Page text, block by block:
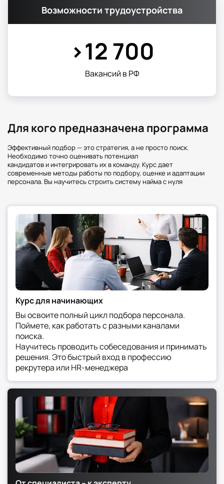
Финансы
100-160
FMCG
90-140 тыс.₽
5. Плюсы и минусы профессии
Быстрый карьерный рост
Высокая социальная значимость
Необходимость балансировать между
интересами кандидата и компании
6. Где работает специалист
Международные компании
Консалтинговые фирмы
Крупные retail-сети
7. Карьера специалиста
Корпоративный путь: От специалиста до HR
BP (специалист, который работает на стыке
бизнеса и кадрового менеджмента)
Консалтинговый путь: Переход в executive
search (специализированный процесс
поиска и привлечения
высококвалифицированных специалистов
для ключевых позиций в компании)
Экспертный путь: Становление HR-
аналитиком или коучем
Заключение
Профессия специалиста по подбору, оценке и
самых динамичных в HR. Она требует
постоянного развития и адаптации к новым
вызовам рынка труда, но предлагает
неограниченные возможности для
реализации и роста
Возможности трудоустройства
>12 700
Вакансий в РФ
Для кого предназначена программа
Эффективный подбор — это стратегия, а не просто поиск.
Необходимо точно оценивать потенциал
кандидатов и интегрировать их в команду. Курс дает
современные методы работы по подбору, оценке и адаптации
персонала. Вы научитесь строить систему найма с нуля
Курс для начинающих
Вы освоите полный цикл подбора персонала.
Поймете, как работать с разными каналами
поиска.
Научитесь проводить собеседования и принимать
решения. Это быстрый вход в профессию
рекрутера или HR-менеджера